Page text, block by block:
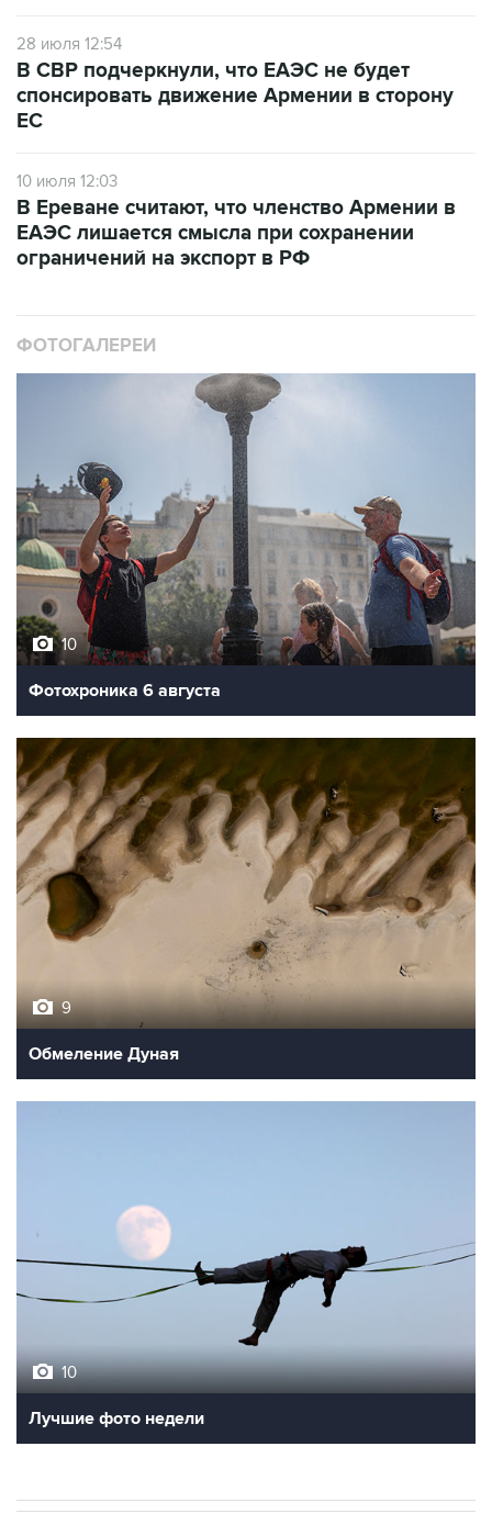
28 июля 12:54
В СВР подчеркнули, что ЕАЭС не будет
спонсировать движение Армении в сторону
ЕС
10 июля 12:03
В Ереване считают, что членство Армении в
ЕАЭС лишается смысла при сохранении
ограничений на экспорт в РФ
ФОТОГАЛЕРЕИ
10
Фотохроника 6 августа
9
Обмеление Дуная
10
Лучшие фото недели